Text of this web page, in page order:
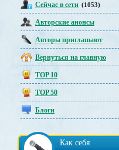
Сейчас в сети (1053)
Авторские анонсы
Авторы приглашают
Вернуться на главную
TOP 10
TOP 50
Блоги
Как себя